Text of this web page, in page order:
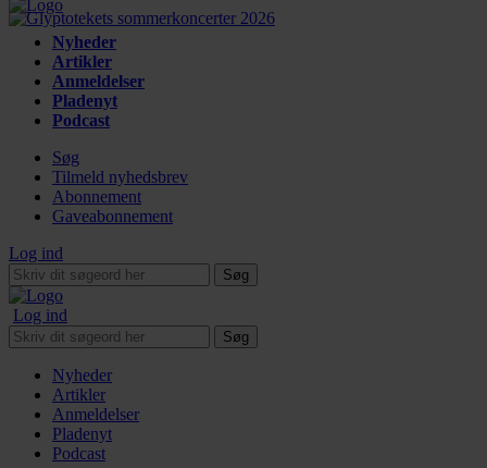
Nyheder
Artikler
Anmeldelser
Pladenyt
Podcast
Søg
Tilmeld nyhedsbrev
Abonnement
Gaveabonnement
Log ind
Søg
Log ind
Søg
Nyheder
Artikler
Anmeldelser
Pladenyt
Podcast